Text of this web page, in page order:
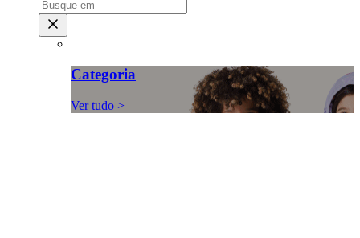
Categoria
Ver tudo >